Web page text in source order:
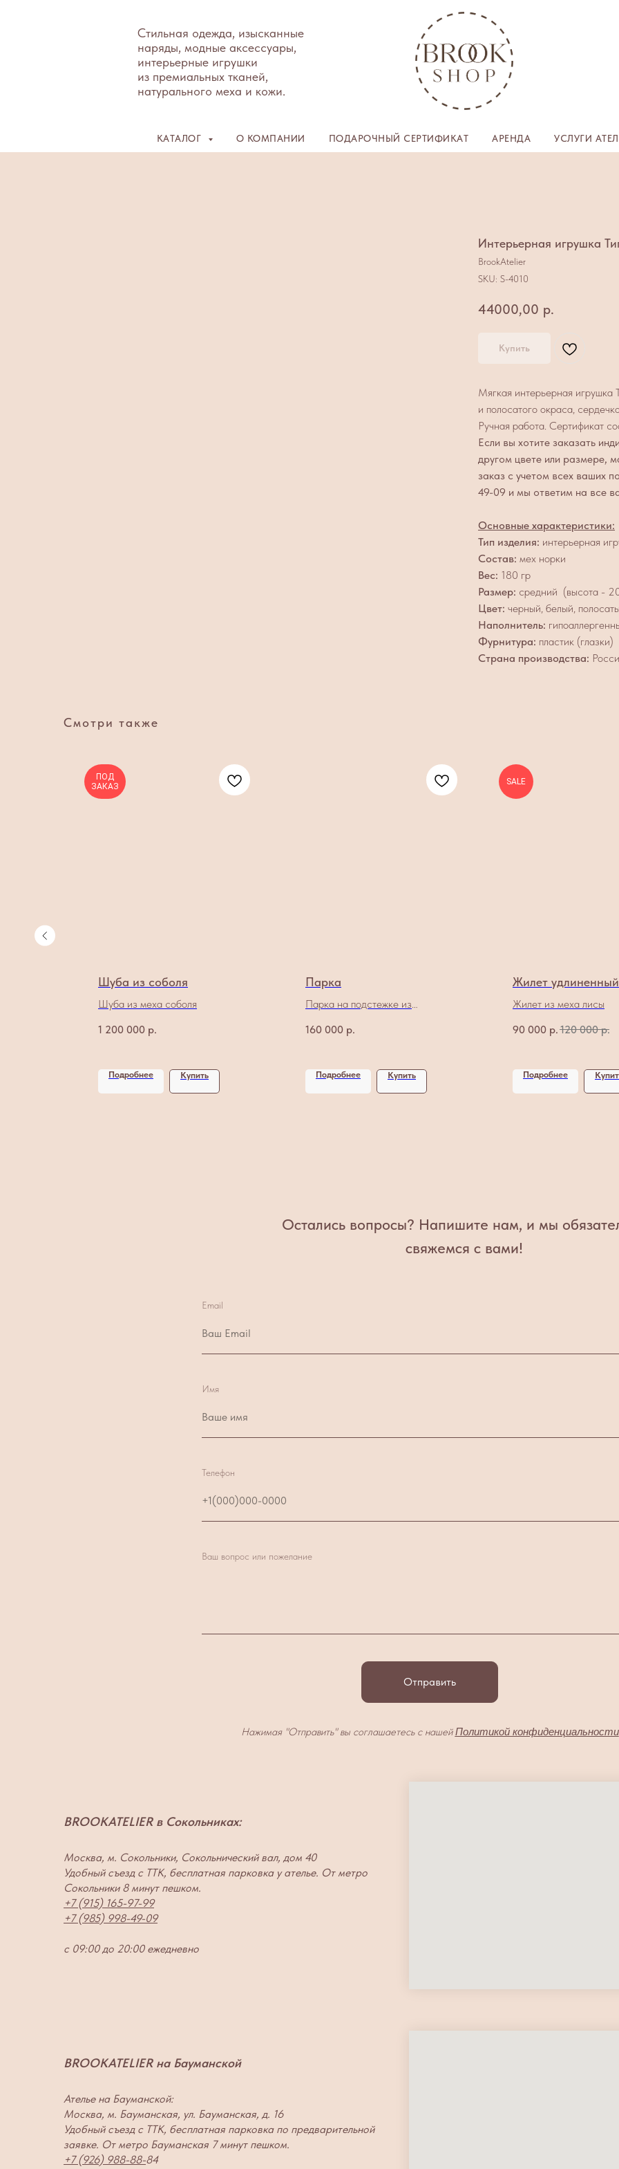
Стильная одежда, изысканные
наряды, модные аксессуары,
интерьерные игрушки
из премиальных тканей,
натурального меха и кожи.
КАТАЛОГ О КОМПАНИИ ПОДАРОЧНЫЙ СЕРТИФИКАТ АРЕНДА УСЛУГИ
Интерьерная игрушка
BrookAtelier
SKU: S-4010
44000,00 р.
Купить
Мягкая интерьерная игрушка
и полосатого окраса,
Ручная работа. Сертификат
Если вы хотите заказать
другом цвете или размере,
заказ с учетом всех ваших
49-09 и мы ответим на все
Основные характеристики:
Тип изделия: интерьерная
Состав: мех норки
Вес: 180 гр
Размер: средний (высота -
Цвет: черный, белый,
Наполнитель:
Фурнитура: пластик (глазки)
Страна производства:
Смотри также
ПОД
ЗАКАЗ
Шуба из соболя
Шуба из меха соболя
1 200 000 р.
Подробнее Купить
Парка
Парка на подстежке из
160 000 р.
Подробнее Купить
SALE
Жилет удлиненный
Жилет из меха лисы
90 000 р. 120 000 р.
Подробнее
Остались вопросы? Напишите нам, и мы
свяжемся с вами!
Email
Имя
Телефон
Ваш вопрос или пожелание
Отправить
Нажимая "Отправить" вы соглашаетесь с нашейПолитикой конфиденциальности
BROOKATELIER в Сокольниках:
Москва, м. Сокольники, Сокольнический вал, дом 40
Удобный съезд с ТТК, бесплатная парковка у ателье. От метро
Сокольники 8 минут пешком.
+7 (915) 165-97-99
+7 (985) 998-49-09
с 09:00 до 20:00 ежедневно
BROOKATELIER на Бауманской
Ателье на Бауманской:
Москва, м. Бауманская, ул. Бауманская, д. 16
Удобный съезд с ТТК, бесплатная парковка по предварительной
заявке. От метро Бауманская 7 минут пешком.
+7 (926) 988-88-84